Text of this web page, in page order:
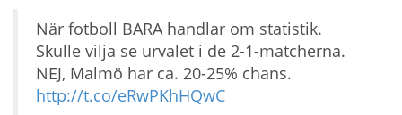
När fotboll BARA handlar om statistik.
Skulle vilja se urvalet i de 2-1-matcherna.
NEJ, Malmö har ca. 20-25% chans.
http://t.co/eRwPKhHQwC